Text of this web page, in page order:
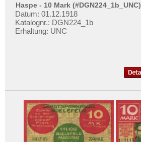
Haspe - 10 Mark (#DGN224_1b_UNC)
Datum: 01.12.1918
Katalognr.: DGN224_1b
Erhaltung: UNC